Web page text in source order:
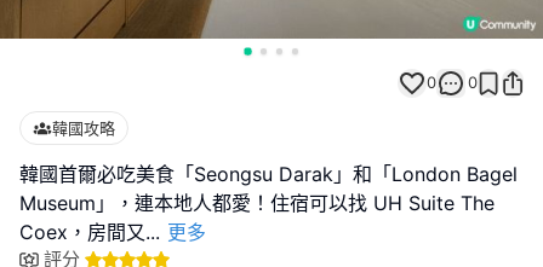
0 0
韓國攻略
韓國首爾必吃美食「Seongsu Darak」和「London Bagel
Museum」，連本地人都愛！住宿可以找 UH Suite The
Coex，房間又... 更多
評分